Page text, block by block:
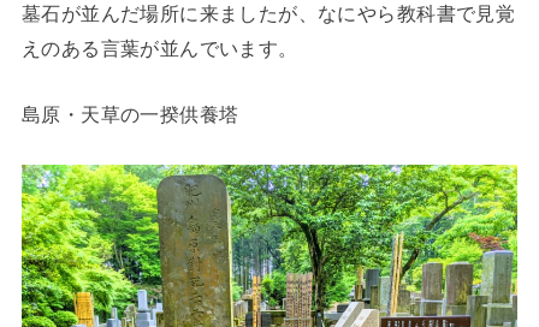
墓石が並んだ場所に来ましたが、なにやら教科書で見覚
えのある言葉が並んでいます。
島原・天草の一揆供養塔